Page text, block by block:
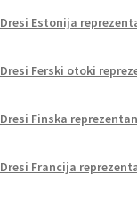
Dresi Estonija
Dresi Ferski otoki
Dresi Finska
Dresi Francija